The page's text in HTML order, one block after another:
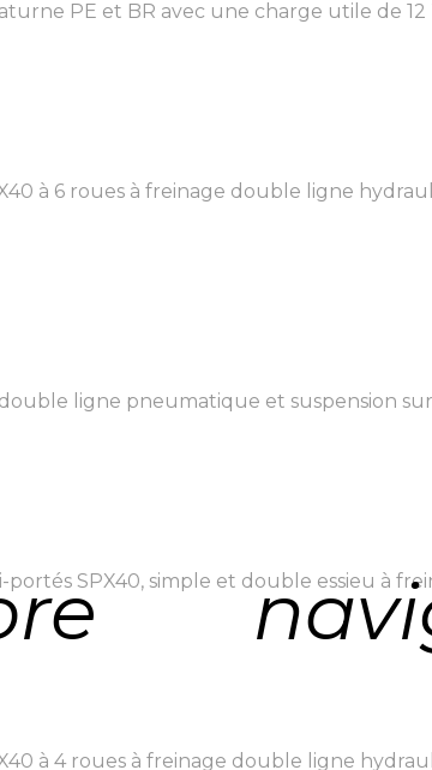
PE et BR avec une charge utile de 12 T
à 6 roues à freinage double ligne
ligne pneumatique et suspension sur
SPX40, simple et double essieu à
à 4 roues à freinage double ligne